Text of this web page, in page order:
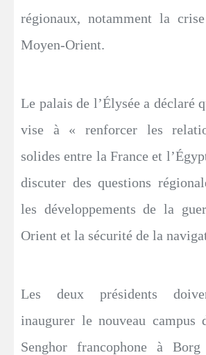
régionaux, notamment la
Moyen-Orient.
Le palais de l’Élysée a déclaré
vise à « renforcer les
solides entre la France et
discuter des questions
les développements de la
Orient et la sécurité de la
Les deux présidents
inaugurer le nouveau campus
Senghor francophone à